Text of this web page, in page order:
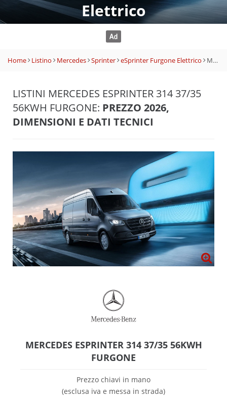
Elettrico
Home Listino Mercedes Sprinter eSprinter Furgone Elettrico Mercedes eSprinter 314 37/35 56kWh Furgone
LISTINI MERCEDES ESPRINTER 314 37/35
56KWH FURGONE: PREZZO 2026,
DIMENSIONI E DATI TECNICI
MERCEDES ESPRINTER 314 37/35 56KWH
FURGONE
Prezzo chiavi in mano
(esclusa iva e messa in strada)